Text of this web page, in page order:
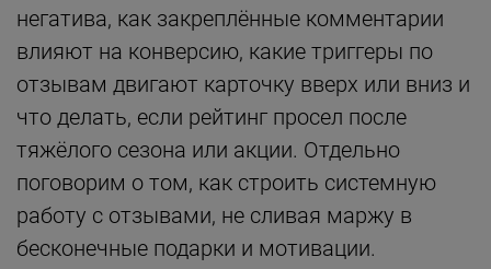
негатива, как закреплённые комментарии
влияют на конверсию, какие триггеры по
отзывам двигают карточку вверх или вниз и
что делать, если рейтинг просел после
тяжёлого сезона или акции. Отдельно
поговорим о том, как строить системную
работу с отзывами, не сливая маржу в
бесконечные подарки и мотивации.